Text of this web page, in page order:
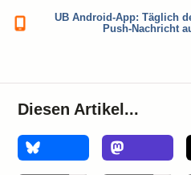
UB Android-App: Täglich
Push-Nachricht
Diesen Artikel...